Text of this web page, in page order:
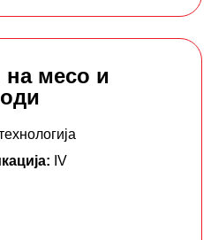
на месо и
IV